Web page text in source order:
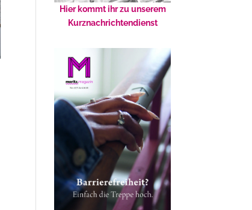
Hier kommt ihr zu unserem
Kurznachrichtendienst